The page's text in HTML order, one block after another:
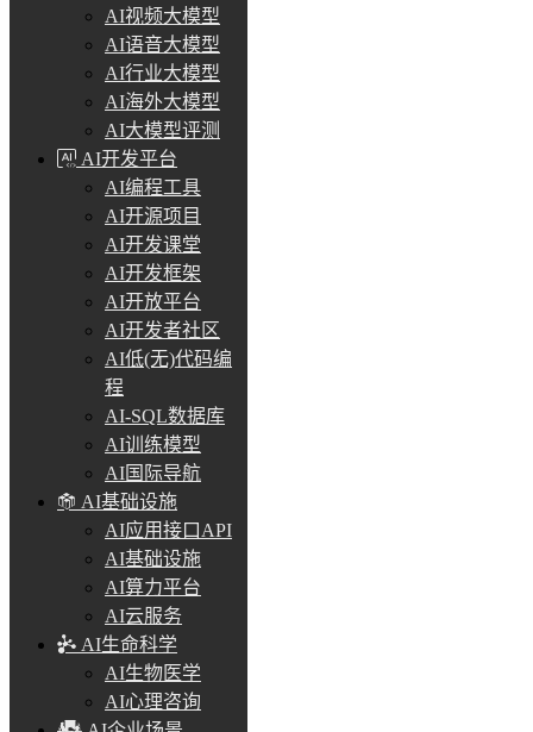
AI视频大模型
AI语音大模型
AI行业大模型
AI海外大模型
AI大模型评测
AI开发平台
AI编程工具
AI开源项目
AI开发课堂
AI开发框架
AI开放平台
AI开发者社区
AI低(无)代码编
程
AI-SQL数据库
AI训练模型
AI国际导航
AI基础设施
AI应用接口API
AI基础设施
AI算力平台
AI云服务
AI生命科学
AI生物医学
AI心理咨询